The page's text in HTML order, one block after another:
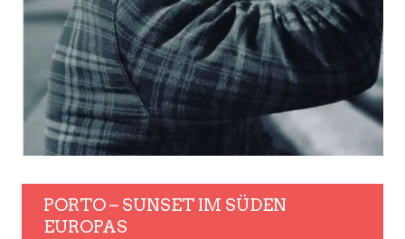
PORTO – SUNSET IM SÜDEN
EUROPAS